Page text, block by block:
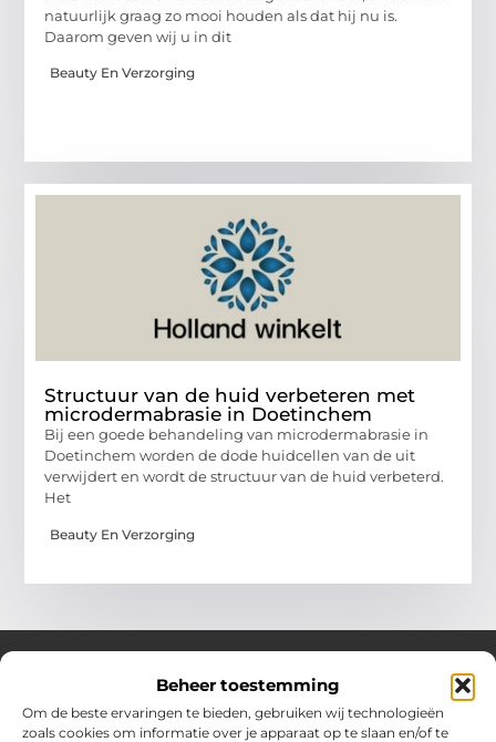
Beheer toestemming
Om de beste ervaringen te bieden, gebruiken wij technologieën
zoals cookies om informatie over je apparaat op te slaan en/of te
natuurlijk graag zo mooi houden als dat hij nu is.
Daarom geven wij u in dit
Beauty En Verzorging
Structuur van de huid verbeteren met
microdermabrasie in Doetinchem
Bij een goede behandeling van microdermabrasie in
Doetinchem worden de dode huidcellen van de uit
verwijdert en wordt de structuur van de huid verbeterd.
Het
Beauty En Verzorging
Over Hollandwinkelt
Jouw bron voor inspiratie en handige tips voor het dagelijks